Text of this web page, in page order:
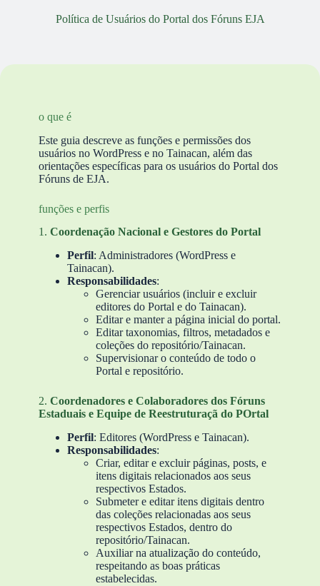
Política de Usuários do Portal dos Fóruns EJA
o que é
Este guia descreve as funções e permissões dos
usuários no WordPress e no Tainacan, além das
orientações específicas para os usuários do Portal dos
Fóruns de EJA.
funções e perfis
1.Coordenação Nacional e Gestores do Portal
Perfil: Administradores (WordPress e
Tainacan).
Responsabilidades:
Gerenciar usuários (incluir e excluir
editores do Portal e do Tainacan).
Editar e manter a página inicial do portal.
Editar taxonomias, filtros, metadados e
coleções do repositório/Tainacan.
Supervisionar o conteúdo de todo o
Portal e repositório.
2.Coordenadores e Colaboradores dos Fóruns
Estaduais e Equipe de Reestruturaçã do POrtal
Perfil: Editores (WordPress e Tainacan).
Responsabilidades:
Criar, editar e excluir páginas, posts, e
itens digitais relacionados aos seus
respectivos Estados.
Submeter e editar itens digitais dentro
das coleções relacionadas aos seus
respectivos Estados, dentro do
repositório/Tainacan.
Auxiliar na atualização do conteúdo,
respeitando as boas práticas
estabelecidas.